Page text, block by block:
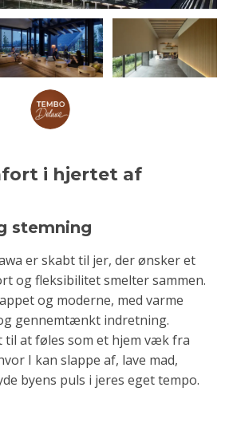
i hjertet af
stemning
er skabt til jer, der ønsker et
og fleksibilitet smelter sammen.
og moderne, med varme
gennemtænkt indretning.
til at føles som et hjem væk fra
I kan slappe af, lave mad,
byens puls i jeres eget tempo.